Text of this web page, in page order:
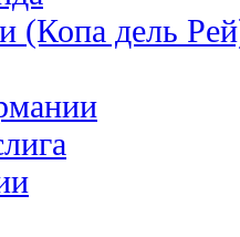
(Копа дель